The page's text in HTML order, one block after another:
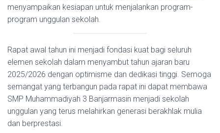
menyampaikan kesiapan untuk menjalankan program-
program unggulan sekolah.
Rapat awal tahun ini menjadi fondasi kuat bagi seluruh
elemen sekolah dalam menyambut tahun ajaran baru
2025/2026 dengan optimisme dan dedikasi tinggi. Semoga
semangat yang terbangun pada rapat ini dapat membawa
SMP Muhammadiyah 3 Banjarmasin menjadi sekolah
unggulan yang terus melahirkan generasi berakhlak mulia
dan berprestasi.